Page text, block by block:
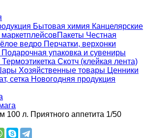
Бытовая химия Канцелярские
Пакеты Честная
ведро Перчатки, верхонки
Подарочная упаковка и сувениры
Термоэтикетка Скотч (клейкая лента)
Хозяйственные товары Ценники
сетка Новогодняя продукция
100 л. Приятного аппетита 1/50